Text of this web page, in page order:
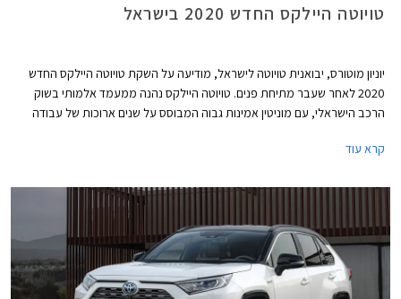
טויוטה היילקס החדש 2020 בישראל
יוניון מוטורס, יבואנית טויוטה לישראל, מודיעה על השקת טויוטה היילקס החדש
2020 לאחר שעבר מתיחת פנים. טויוטה היילקס נהנה ממעמד אלמותי בשוק
הרכב הישראלי, עם מוניטין אמינות גבוה המבוסס על שנים ארוכות של עבודה
קרא עוד